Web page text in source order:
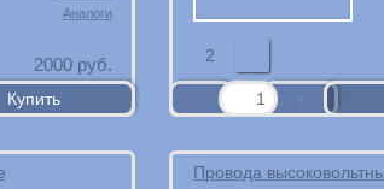
Аналоги
2000руб. 2
Провода